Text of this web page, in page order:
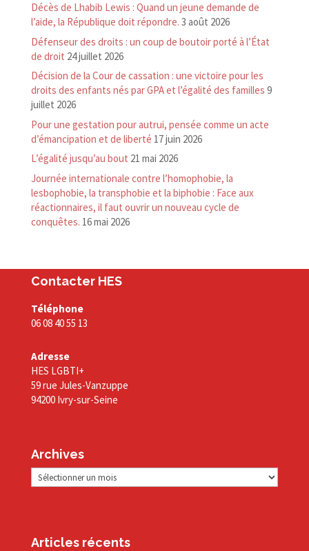
Décès de Lhabib Lewis : Quand un jeune demande de
l’aide, la République doit répondre. 3 août 2026
Défenseur des droits : un coup de boutoir porté à l’État
de droit 24 juillet 2026
Décision de la Cour de cassation : une victoire pour les
droits des enfants nés par GPA et l’égalité des familles 9
juillet 2026
Pour une gestation pour autrui, pensée comme un acte
d’émancipation et de liberté 17 juin 2026
L’égalité jusqu’au bout 21 mai 2026
Journée internationale contre l’homophobie, la
lesbophobie, la transphobie et la biphobie : Face aux
réactionnaires, il faut ouvrir un nouveau cycle de
conquêtes. 16 mai 2026
Contacter HES
Téléphone
06 08 40 55 13
Adresse
HES LGBTI+
59 rue Jules-Vanzuppe
94200 Ivry-sur-Seine
Archives
Archives
Articles récents